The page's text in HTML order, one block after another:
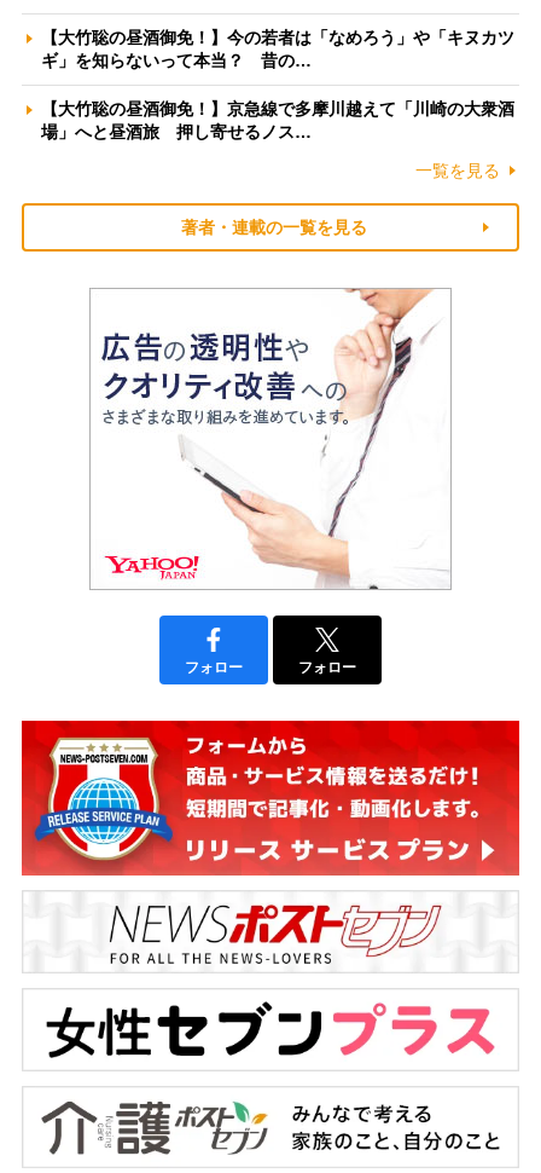
【大竹聡の昼酒御免！】今の若者は「なめろう」や「キヌカツ
ギ」を知らないって本当？ 昔の…
【大竹聡の昼酒御免！】京急線で多摩川越えて「川崎の大衆酒
場」へと昼酒旅 押し寄せるノス…
一覧を見る
著者・連載の一覧を見る
フォロー フォロー